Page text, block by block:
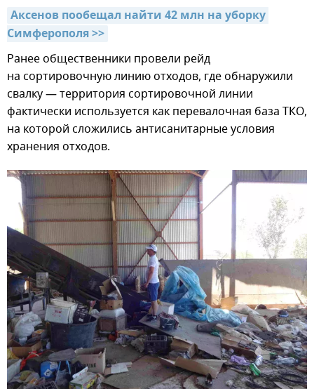
Аксенов пообещал найти 42 млн на уборку
Симферополя >>
Ранее общественники провели рейд
на сортировочную линию отходов, где обнаружили
свалку — территория сортировочной линии
фактически используется как перевалочная база ТКО,
на которой сложились антисанитарные условия
хранения отходов.